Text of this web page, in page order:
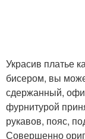
Украсив платье
бисером, вы
сдержанный,
фурнитурой
рукавов, пояс,
Совершенно